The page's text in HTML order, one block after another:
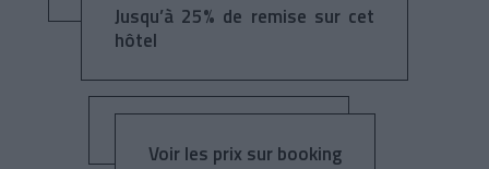
Jusqu’à 25% de remise sur cet
hôtel
Voir les prix sur booking